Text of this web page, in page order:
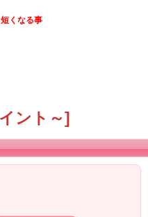
くなる事
ント～]